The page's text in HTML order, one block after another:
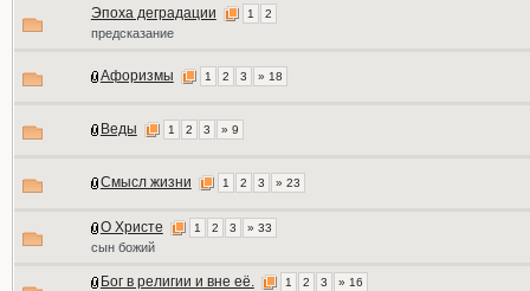
Эпоха деградации 1 2
предсказание
Афоризмы 1 2 3 » 18
Веды 1 2 3 » 9
Смысл жизни 1 2 3 » 23
О Христе 1 2 3 » 33
сын божий
Бог в религии и вне её. 1 2 3 » 16